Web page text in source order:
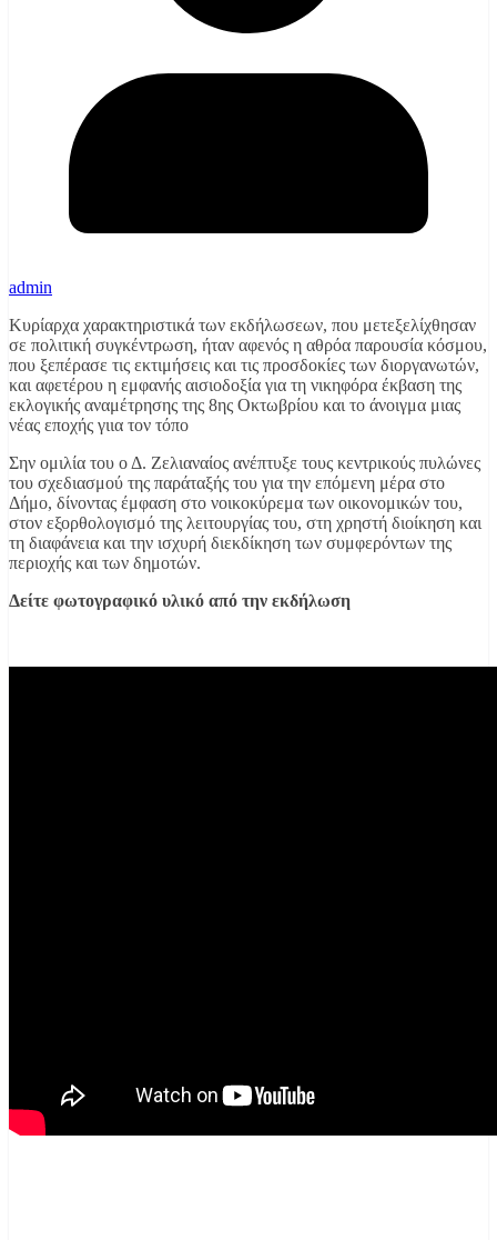
admin
Κυρίαρχα χαρακτηριστικά των εκδήλωσεων, που μετεξελίχθησαν
σε πολιτική συγκέντρωση, ήταν αφενός η αθρόα παρουσία κόσμου,
που ξεπέρασε τις εκτιμήσεις και τις προσδοκίες των διοργανωτών,
και αφετέρου η εμφανής αισιοδοξία για τη νικηφόρα έκβαση της
εκλογικής αναμέτρησης της 8ης Οκτωβρίου και το άνοιγμα μιας
νέας εποχής γιια τον τόπο
Σην ομιλία του ο Δ. Ζελιαναίος ανέπτυξε τους κεντρικούς πυλώνες
του σχεδιασμού της παράταξής του για την επόμενη μέρα στο
Δήμο, δίνοντας έμφαση στο νοικοκύρεμα των οικονομικών του,
στον εξορθολογισμό της λειτουργίας του, στη χρηστή διοίκηση και
τη διαφάνεια και την ισχυρή διεκδίκηση των συμφερόντων της
περιοχής και των δημοτών.
Δείτε φωτογραφικό υλικό από την εκδήλωση